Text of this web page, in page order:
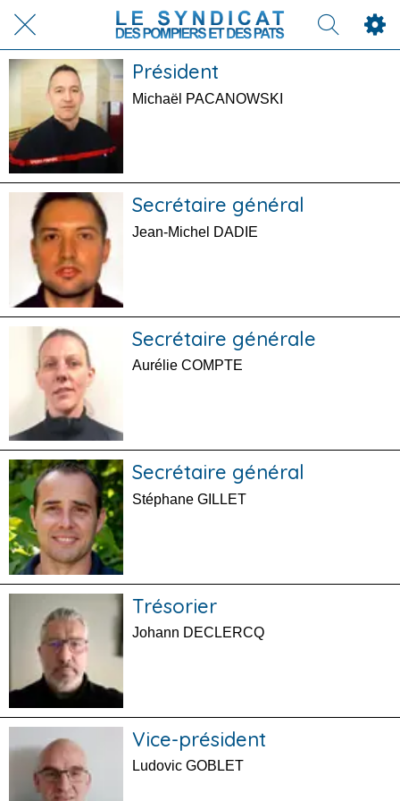
Président
Michaël PACANOWSKI
Secrétaire général
Jean-Michel DADIE
Secrétaire générale
Aurélie COMPTE
Secrétaire général
Stéphane GILLET
Trésorier
Johann DECLERCQ
Vice-président
Ludovic GOBLET